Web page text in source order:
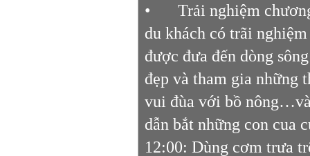
•
Trải nghiệm
du khách có trãi
được đưa đến dòng
đẹp và tham gia những
vui đùa với bồ nông…và
dẫn bắt những con cua
12:00: Dùng cơm trưa